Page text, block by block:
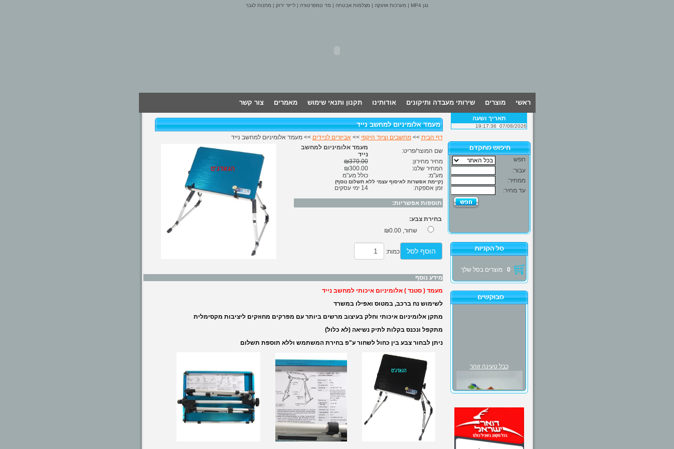
נגן MP4 | מערכות אזעקה | מצלמות אבטחה | מד טמפרטורה | לייזר ירוק | מתנות לגבר
ראשי מוצרים שירותי מעבדה ותיקונים אודותינו תקנון ותנאי שימוש מאמרים צור קשר
תאריך ושעה
07/08/2026
19:17:36
0 מוצרים בסל שלך
כבל טעינה זוהר
₪30.00
מעמד אלומיניום למחשב נייד
דף הבית >>מחשבים וציוד היקפי >> אביזרים לניידים >> מעמד אלומיניום למחשב נייד
שם המוצר/פריט:
מעמד אלומיניום למחשב
נייד
מחיר מחירון:
₪370.00
המחיר שלנו:
₪300.00
מע"מ:
כולל מע"מ
(קיימת אפשרות לאיסוף עצמי ללא תשלום נוסף)
זמן אספקה: 14 ימי עסקים
תוספות אפשריות:
בחירת צבע:
שחור,₪0.00
הוסף לסל כמות:
מידע נוסף
מעמד ( סטנד ) אלומיניום איכותי למחשב נייד
לשימוש נח ברכב, במטוס ואפילו במשרד
מתקן אלומיניום איכותי וחלק בעיצוב מרשים ביותר עם מפרקים מחוזקים ליציבות מקסימלית
מתקפל ונכנס בקלות לתיק נשיאה (לא כלול)
ניתן לבחור צבע בין כחול לשחור ע"פ בחירת המשתמש וללא תוספת תשלום